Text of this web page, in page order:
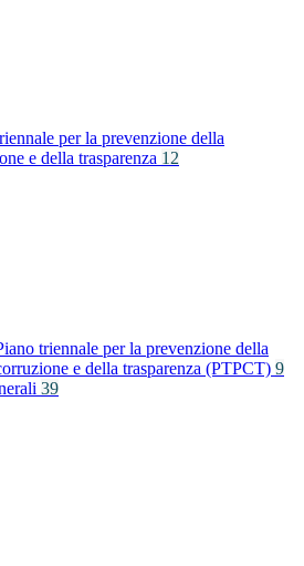
per la prevenzione della
e della trasparenza 12
triennale per la prevenzione della
e della trasparenza (PTPCT) 9
39